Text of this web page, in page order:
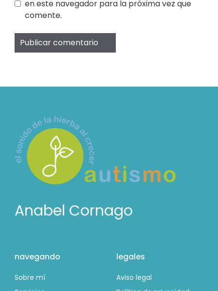
en este navegador para la próxima vez que
comente.
Anabel Cornago
navegando
Sobre mí
legales
Aviso legal